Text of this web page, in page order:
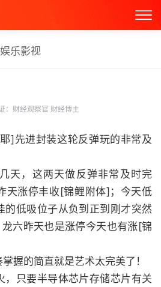
娱乐影视
：财经观察官 财经博主
]先进封装这轮反弹玩的非常及
天，这两天做反弹非常及时完
天涨停丰收[锦鲤附体]；今天低
的低吸位子从负到正到刚才突然
六昨天也是涨停今天也有涨[锦
握的简直就是艺术太完美了！
，只要半导体芯片存储芯片有关